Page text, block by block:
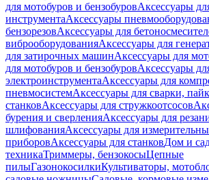
для мотобуров и бензобуровАксессуары
инструментаАксессуары
бензорезовАксессуары для
виброоборудованияАксессуары для
для затирочных машинАксессуары для
для мотобуров и бензобуровАксессуары
электроинструментаАксессуары для
пневмосистемАксессуары для сварки,
станковАксессуары для стружкоотсосов
бурения и сверленияАксессуары для
шлифованияАксессуары для
приборовАксессуары для станковДом и
техникаТриммеры, бензокосыЦепные
пилыГазонокосилкиКультиваторы,